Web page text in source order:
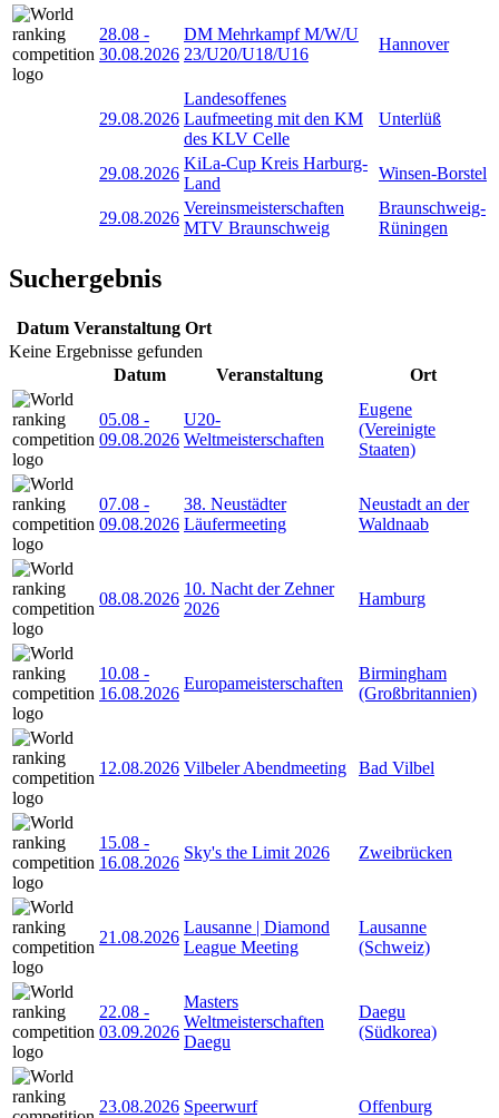
28.08 -
30.08.2026
DM Mehrkampf M/W/U
23/U20/U18/U16
Hannover
29.08.2026
Landesoffenes
Laufmeeting mit den KM
des KLV Celle
Unterlüß
29.08.2026
KiLa-Cup Kreis Harburg-
Land
Winsen-Borstel
29.08.2026
Vereinsmeisterschaften
MTV Braunschweig
Braunschweig-
Rüningen
Suchergebnis
Datum Veranstaltung Ort
Keine Ergebnisse gefunden
Datum
Veranstaltung Ort
05.08 -
09.08.2026
U20-
Weltmeisterschaften
Eugene
(Vereinigte
Staaten)
07.08 -
09.08.2026
38. Neustädter
Läufermeeting
Neustadt an der
Waldnaab
08.08.2026
10. Nacht der Zehner
2026
Hamburg
10.08 -
16.08.2026
Europameisterschaften
Birmingham
(Großbritannien)
12.08.2026 Vilbeler Abendmeeting Bad Vilbel
15.08 -
16.08.2026
Sky's the Limit 2026 Zweibrücken
21.08.2026
Lausanne | Diamond
League Meeting
Lausanne
(Schweiz)
22.08 -
03.09.2026
Masters
Weltmeisterschaften
Daegu
Daegu
(Südkorea)
23.08.2026 Speerwurf Offenburg